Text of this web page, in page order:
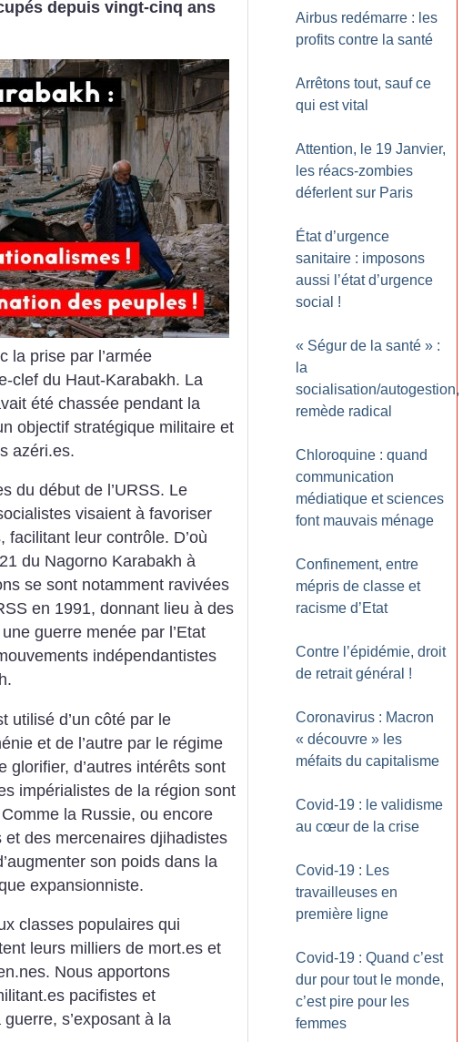
depuis vingt-cinq ans
la prise par l’armée
clef du Haut-Karabakh. La
été chassée pendant la
objectif stratégique militaire et
azéri.es.
du début de l’URSS. Le
visaient à favoriser
leur contrôle. D’où
du Nagorno Karabakh à
se sont notamment ravivées
en 1991, donnant lieu à des
guerre menée par l’Etat
indépendantistes
utilisé d’un côté par le
et de l’autre par le régime
d’autres intérêts sont
impérialistes de la région sont
la Russie, ou encore
et des mercenaires djihadistes
son poids dans la
expansionniste.
classes populaires qui
leurs milliers de mort.es et
Nous apportons
pacifistes et
s’exposant à la
Airbus redémarre : les
profits contre la santé
Arrêtons tout, sauf ce
qui est vital
Attention, le 19 Janvier,
les réacs-zombies
déferlent sur Paris
État d’urgence
sanitaire : imposons
aussi l’état d’urgence
social !
« Ségur de la santé » :
la
socialisation/autogestion,
remède radical
Chloroquine : quand
communication
médiatique et sciences
font mauvais ménage
Confinement, entre
mépris de classe et
racisme d’Etat
Contre l’épidémie, droit
de retrait général !
Coronavirus : Macron
« découvre » les
méfaits du capitalisme
Covid-19 : le validisme
au cœur de la crise
Covid-19 : Les
travailleuses en
première ligne
Covid-19 : Quand c’est
dur pour tout le monde,
c’est pire pour les
femmes